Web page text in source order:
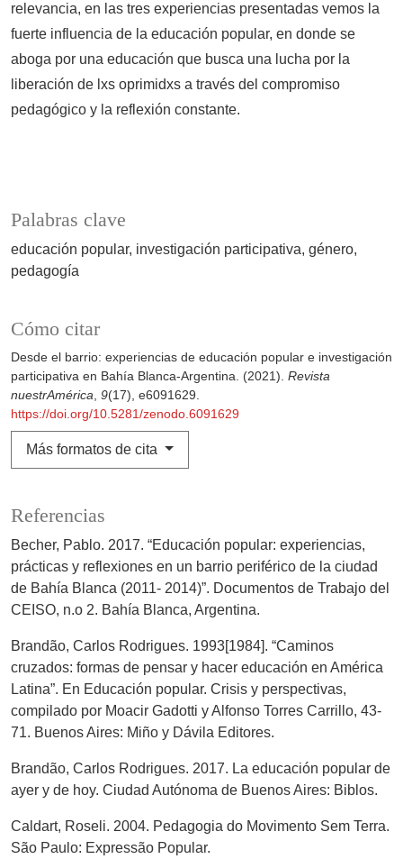
Palabras clave
educación popular investigación participativa género
pedagogía
Cómo citar
Desde el barrio: experiencias de educación popular e investigación
participativa en Bahía Blanca-Argentina. (2021). Revista
nuestrAmérica 9(17), e6091629.
https://doi.org/10.5281/zenodo.6091629
Más formatos de cita
relevancia, en las tres experiencias presentadas vemos la
fuerte influencia de la educación popular, en donde se
aboga por una educación que busca una lucha por la
liberación de lxs oprimidxs a través del compromiso
pedagógico y la reflexión constante.
Referencias
Becher, Pablo. 2017. “Educación popular: experiencias,
prácticas y reflexiones en un barrio periférico de la ciudad
de Bahía Blanca (2011- 2014)”. Documentos de Trabajo del
CEISO, n.o 2. Bahía Blanca, Argentina.
Brandão, Carlos Rodrigues. 1993[1984]. “Caminos
cruzados: formas de pensar y hacer educación en América
Latina”. En Educación popular. Crisis y perspectivas,
compilado por Moacir Gadotti y Alfonso Torres Carrillo, 43-
71. Buenos Aires: Miño y Dávila Editores.
Brandão, Carlos Rodrigues. 2017. La educación popular de
ayer y de hoy. Ciudad Autónoma de Buenos Aires: Biblos.
Caldart, Roseli. 2004. Pedagogia do Movimento Sem Terra.
São Paulo: Expressão Popular.